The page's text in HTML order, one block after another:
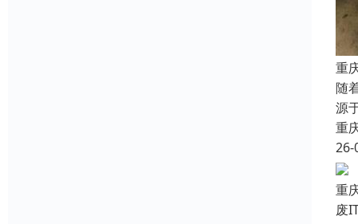
重
随
源
重
26-
重
废